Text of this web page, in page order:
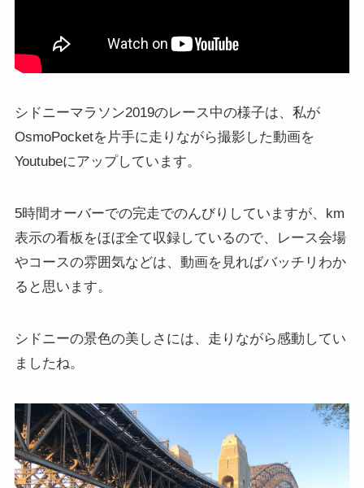
シドニーマラソン2019のレース中の様子は、私が
OsmoPocketを片手に走りながら撮影した動画を
Youtubeにアップしています。
5時間オーバーでの完走でのんびりしていますが、km
表示の看板をほぼ全て収録しているので、レース会場
やコースの雰囲気などは、動画を見ればバッチリわか
ると思います。
シドニーの景色の美しさには、走りながら感動してい
ましたね。